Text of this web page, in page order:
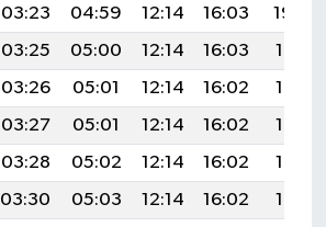
03:23 04:59 12:14 16:03
19:20
03:25 05:00 12:14 16:03
19:19
03:26 05:01 12:14 16:02
19:18
03:27 05:01 12:14 16:02
19:17
03:28 05:02 12:14 16:02
19:16
03:30 05:03 12:14 16:02
19:15